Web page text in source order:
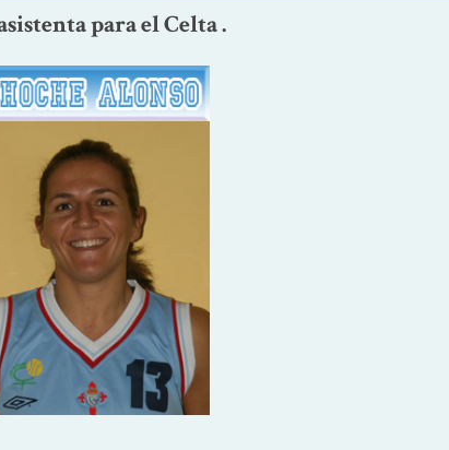
para el Celta .